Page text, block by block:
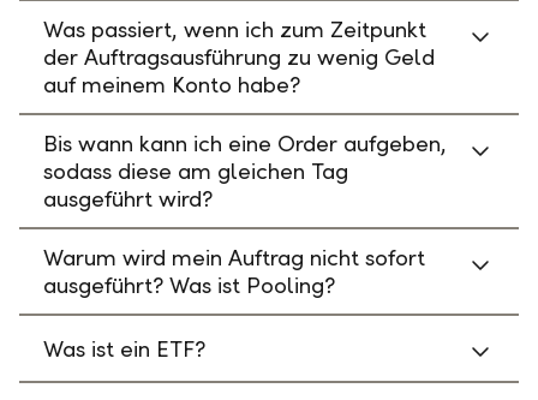
Was passiert, wenn ich zum Zeitpunkt
der Auftragsausführung zu wenig Geld
auf meinem Konto habe?
Bis wann kann ich eine Order aufgeben,
sodass diese am gleichen Tag
ausgeführt wird?
Warum wird mein Auftrag nicht sofort
ausgeführt? Was ist Pooling?
Was ist ein ETF?